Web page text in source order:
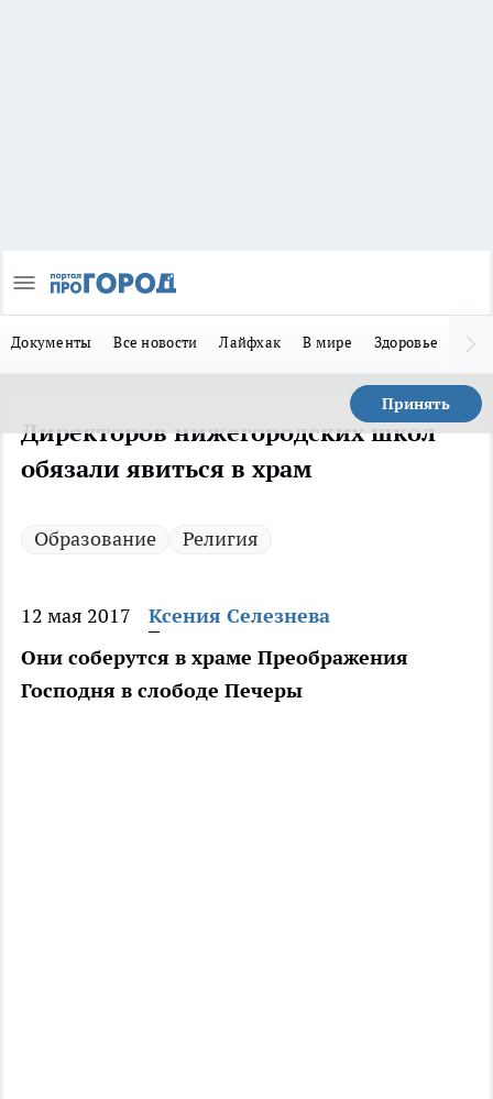
Документы Все новости Лайфхак В мире Здоровье
Принять
Директоров нижегородских школ
обязали явиться в храм
Образование Религия
12 мая 2017
Ксения Селезнева
Они соберутся в храме Преображения
Господня в слободе Печеры